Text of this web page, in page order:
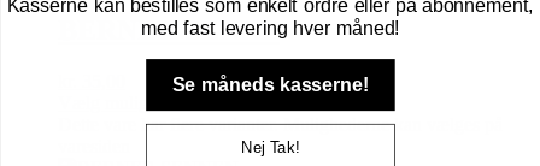
BERNER SENNE
Dette vare har flere varianter. Mulighederne kan vælges på
Kasserne kan bestilles som enkelt ordre eller på abonnement,
med fast levering hver måned!
Se måneds kasserne!
Nej Tak!